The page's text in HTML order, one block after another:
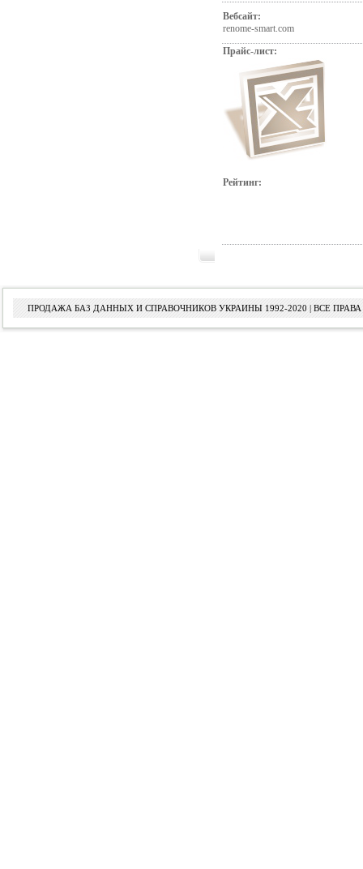
Вебсайт:
renome-smart.com
Прайс-лист:
Рейтинг:
ПРОДАЖА БАЗ ДАННЫХ И СПРАВОЧНИКОВ УКРАИНЫ 1992-2020 | ВСЕ